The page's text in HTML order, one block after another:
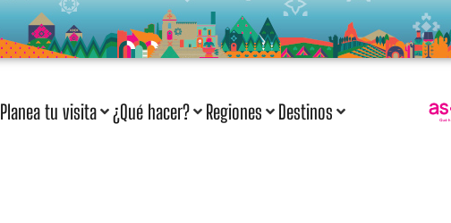
Planea tu visita ¿Qué hacer? Regiones Destinos